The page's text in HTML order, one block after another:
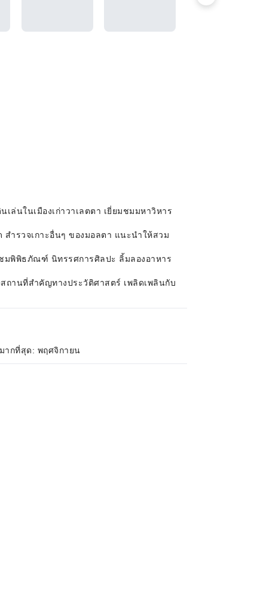
นในเมืองเก่าวาเลตตา เยี่ยมชมมหาวิหาร
ำรวจเกาะอื่นๆ ของมอลตา แนะนำให้สวม
มพิพิธภัณฑ์ นิทรรศการศิลปะ ลิ้มลองอาหาร
ถานที่สำคัญทางประวัติศาสตร์ เพลิดเพลินกับ
ากที่สุด: พฤศจิกายน